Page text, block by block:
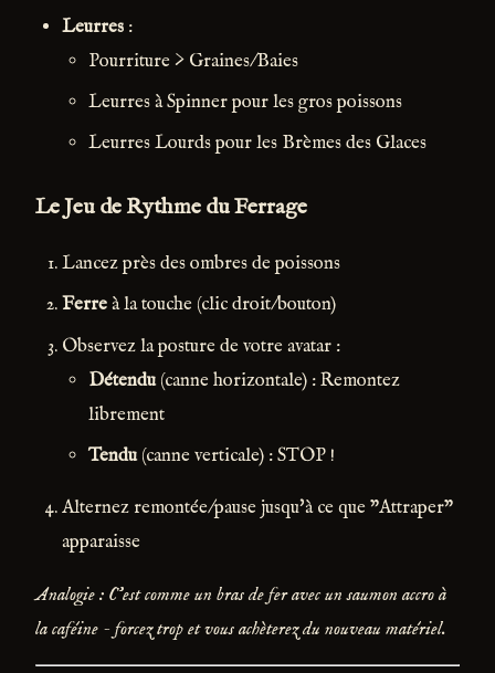
Leurres :
Pourriture > Graines/Baies
Leurres à Spinner pour les gros poissons
Leurres Lourds pour les Brèmes des Glaces
Le Jeu de Rythme du Ferrage
Lancez près des ombres de poissons
Ferreà la touche (clic droit/bouton)
Observez la posture de votre avatar :
Détendu(canne horizontale) : Remontez
librement
Tendu(canne verticale) : STOP !
Alternez remontée/pause jusqu'à ce que "Attraper"
apparaisse
Analogie : C'est comme un bras de fer avec un saumon accro à
la caféine - forcez trop et vous achèterez du nouveau matériel.